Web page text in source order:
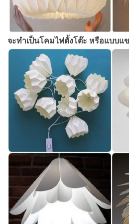
จะทำเป็นโคมไฟตั้งโต๊ะ หรือแบบ